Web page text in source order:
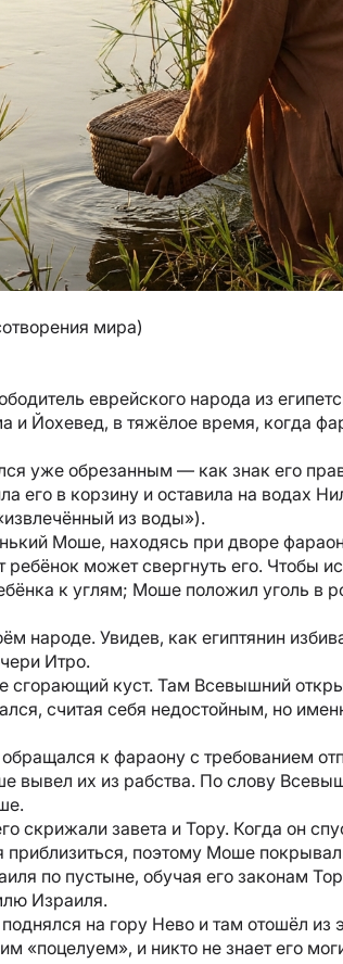
мира)
еврейского народа из
Йохевед, в тяжёлое время, когда
уже обрезанным — как знак его
его в корзину и оставила на водах
из воды»).
Моше, находясь при дворе
ребёнок может свергнуть его. Чтобы
к углям; Моше положил уголь в
народе. Увидев, как египтянин
Итро.
куст. Там Всевышний
считая себя недостойным, но
к фараону с требованием
вывел их из рабства. По слову
скрижали завета и Тору. Когда он
приблизиться, поэтому Моше
по пустыне, обучая его законам
Израиля.
на гору Нево и там отошёл из
«поцелуем», и никто не знает его